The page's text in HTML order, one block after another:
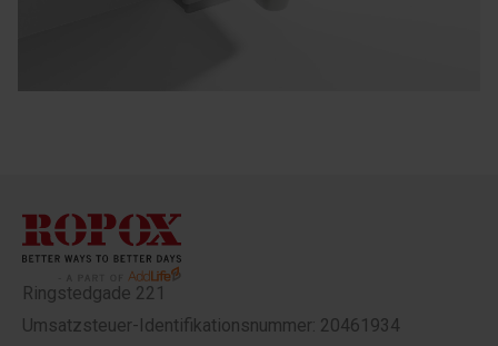
Ringstedgade 221
Umsatzsteuer-Identifikationsnummer: 20461934